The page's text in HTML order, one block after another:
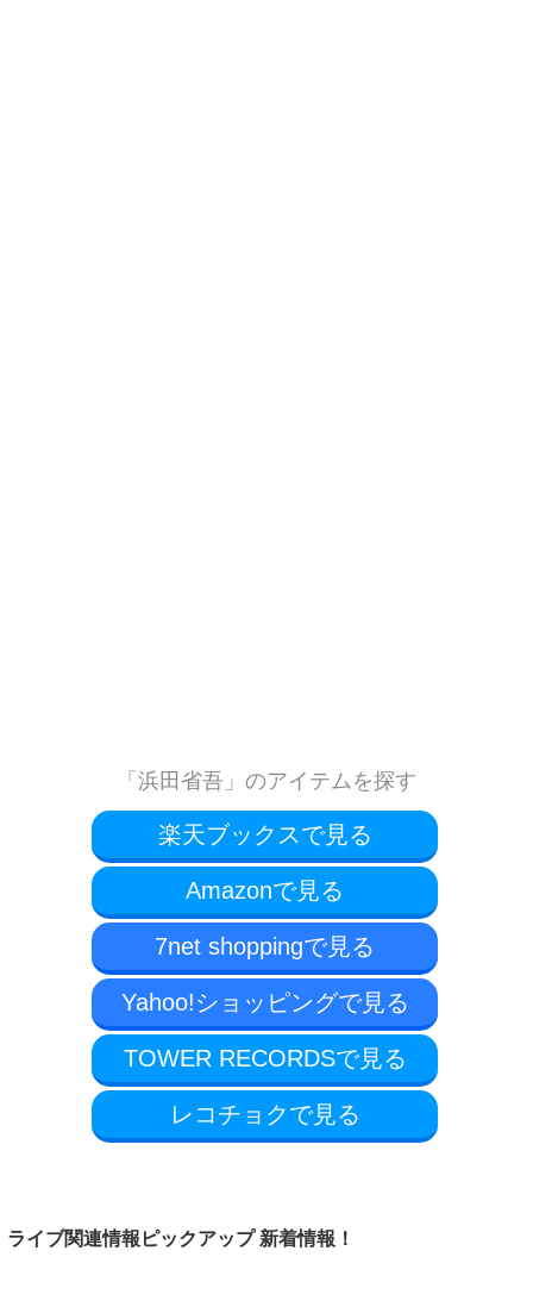
「浜田省吾」のアイテムを探す
楽天ブックスで見る
Amazonで見る
7net shoppingで見る
Yahoo!ショッピングで見る
TOWER RECORDSで見る
レコチョクで見る
ライブ関連情報ピックアップ 新着情報！